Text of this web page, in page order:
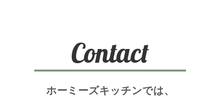
Contact
ホーミーズキッチンでは、